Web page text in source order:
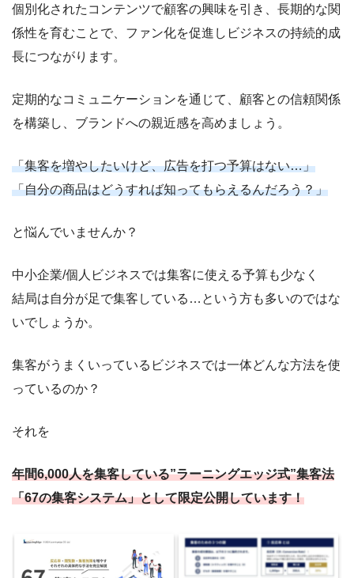
個別化されたコンテンツで顧客の興味を引き、長期的な関
係性を育むことで、ファン化を促進しビジネスの持続的成
長につながります。
定期的なコミュニケーションを通じて、顧客との信頼関係
を構築し、ブランドへの親近感を高めましょう。
「集客を増やしたいけど、広告を打つ予算はない…」
「自分の商品はどうすれば知ってもらえるんだろう？」
と悩んでいませんか？
中小企業/個人ビジネスでは集客に使える予算も少なく
結局は自分が足で集客している…という方も多いのではな
いでしょうか。
集客がうまくいっているビジネスでは一体どんな方法を使
っているのか？
それを
年間6,000人を集客している”ラーニングエッジ式”集客法
「67の集客システム」として限定公開しています！